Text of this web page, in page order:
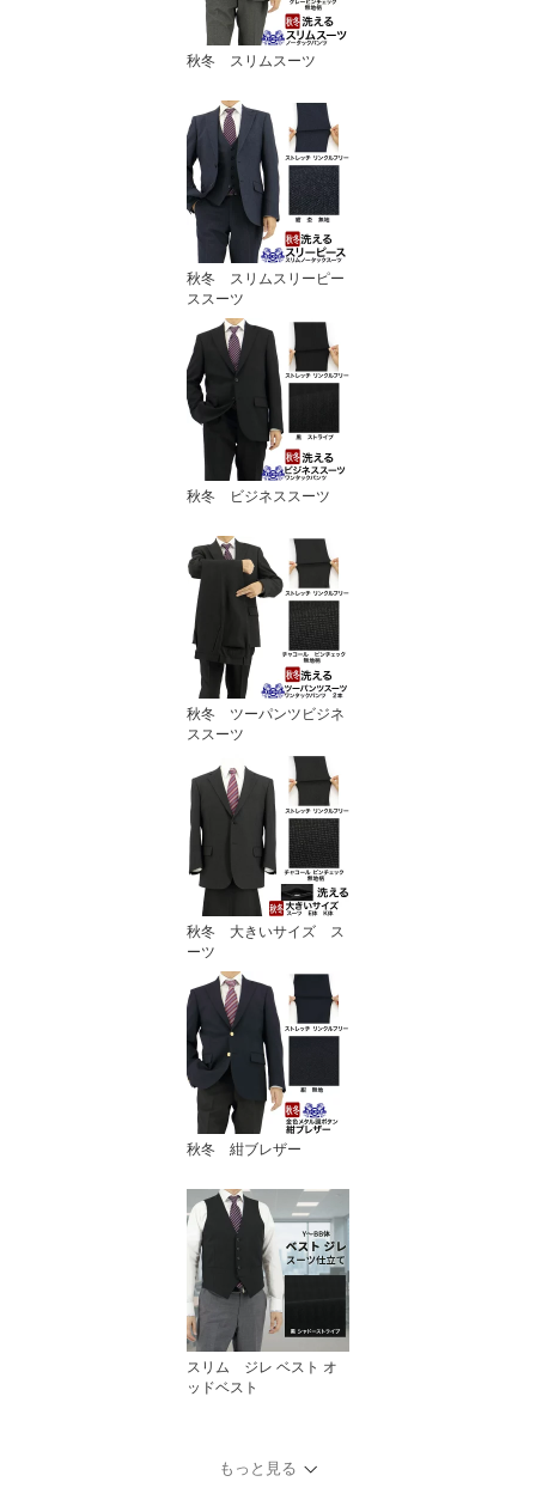
秋冬 スリムスーツ
秋冬 スリムスリーピー
ススーツ
秋冬 ビジネススーツ
秋冬 ツーパンツビジネ
ススーツ
秋冬 大きいサイズ ス
ーツ
秋冬 紺ブレザー
スリム ジレ ベスト オ
ッドベスト
もっと見る